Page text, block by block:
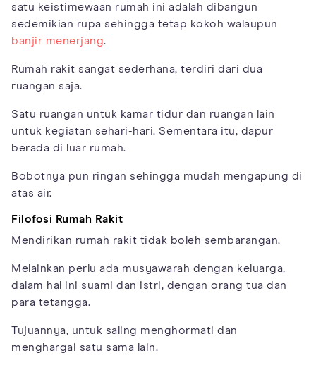
satu keistimewaan rumah ini adalah dibangun
sedemikian rupa sehingga tetap kokoh walaupun
banjir menerjang.
Rumah rakit sangat sederhana, terdiri dari dua
ruangan saja.
Satu ruangan untuk kamar tidur dan ruangan lain
untuk kegiatan sehari-hari. Sementara itu, dapur
berada di luar rumah.
Bobotnya pun ringan sehingga mudah mengapung di
atas air.
Filofosi Rumah Rakit
Mendirikan rumah rakit tidak boleh sembarangan.
Melainkan perlu ada musyawarah dengan keluarga,
dalam hal ini suami dan istri, dengan orang tua dan
para tetangga.
Tujuannya, untuk saling menghormati dan
menghargai satu sama lain.